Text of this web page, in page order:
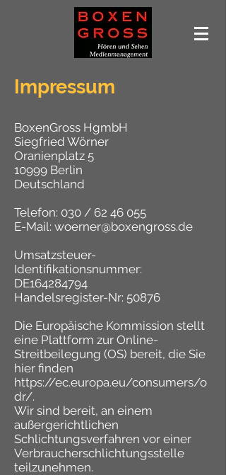
Impressum
BoxenGross HgmbH
Siegfried Wörner
Oranienplatz 5
10999 Berlin
Deutschland
Telefon: 030 / 62 46 055
E-Mail: woerner@boxengross.de
Umsatzsteuer-
Identifikationsnummer:
DE164284794
Handelsregister-Nr: 50876
Die Europäische Kommission stellt
eine Plattform zur Online-
Streitbeilegung (OS) bereit, die Sie
hier finden
https://ec.europa.eu/consumers/o
dr/.
Wir sind bereit, an einem
außergerichtlichen
Schlichtungsverfahren vor einer
Verbraucherschlichtungsstelle
teilzunehmen.